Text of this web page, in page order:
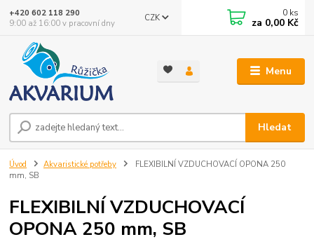
Menu
CZK
Hledat
+420 602 118 290
9:00 až 16:00 v pracovní dny
0 ks
za 0,00 Kč
Úvod Akvaristické potřeby
FLEXIBILNÍ VZDUCHOVACÍ OPONA 250
mm, SB
FLEXIBILNÍ VZDUCHOVACÍ
OPONA 250 mm, SB